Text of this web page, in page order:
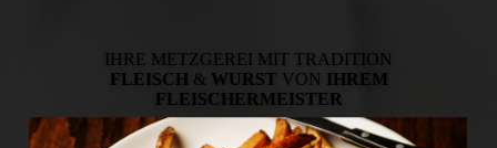
IHRE METZGEREI MIT TRADITION
FLEISCH & WURST VON IHREM
FLEISCHERMEISTER